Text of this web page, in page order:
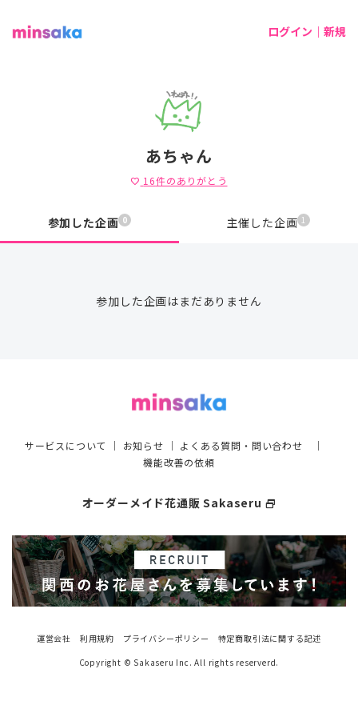
ログイン｜新規
あちゃん
favorite 16件のありがとう
参加した企画 0 主催した企画 1
参加した企画はまだありません
サービスについて ｜ お知らせ ｜ よくある質問・問い合わせ ｜
機能改善の依頼
オーダーメイド花通販 Sakaseru select_window
運営会社 利用規約 プライバシーポリシー
特定商取引法に関する記述
Copyright © Sakaseru Inc. All rights reserverd.